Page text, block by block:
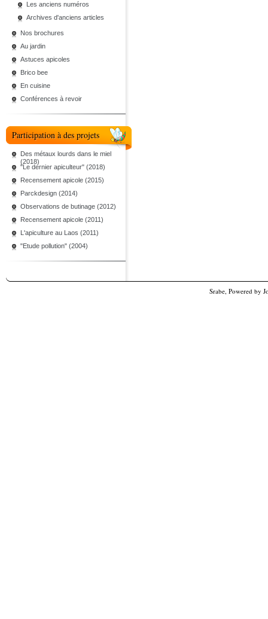
Les anciens numéros
Archives d'anciens articles
Nos brochures
Au jardin
Astuces apicoles
Brico bee
En cuisine
Conférences à revoir
Participation à des projets
Des métaux lourds dans le miel
(2018)
"Le dernier apiculteur" (2018)
Recensement apicole (2015)
Parckdesign (2014)
Observations de butinage (2012)
Recensement apicole (2011)
L'apiculture au Laos (2011)
"Etude pollution" (2004)
Srabe, Powered by